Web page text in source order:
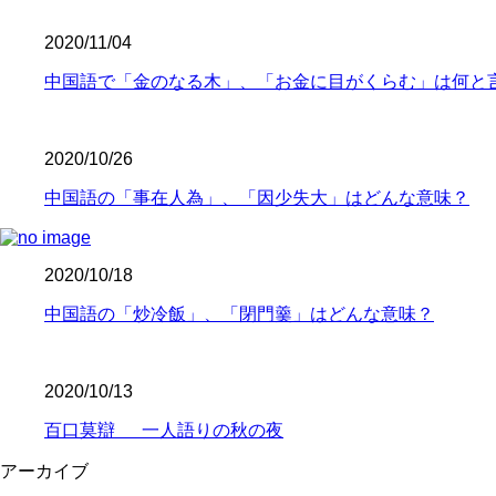
2020/11/04
中国語で「金のなる木」、「お金に目がくらむ」は何と
2020/10/26
中国語の「事在人為」、「因少失大」はどんな意味？
2020/10/18
中国語の「炒冷飯」、「閉門羹」はどんな意味？
2020/10/13
百口莫辯 一人語りの秋の夜
アーカイブ